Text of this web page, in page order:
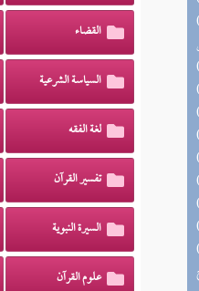
القضاء
السياسة الشرعية
لغة الفقه
تفسير القرآن
السيرة النبوية
علوم القرآن